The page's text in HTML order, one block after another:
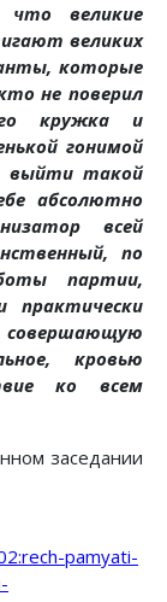
что великие
великих
которые
не поверил
кружка и
гонимой
выйти такой
абсолютно
всей
по
партии,
совершающую
кровью
ко всем
заседании
pamyati-